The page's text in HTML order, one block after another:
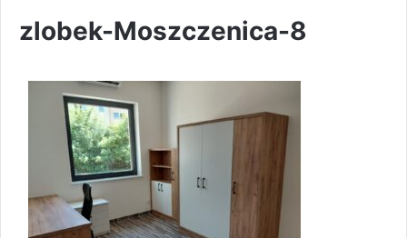
zlobek-Moszczenica-8